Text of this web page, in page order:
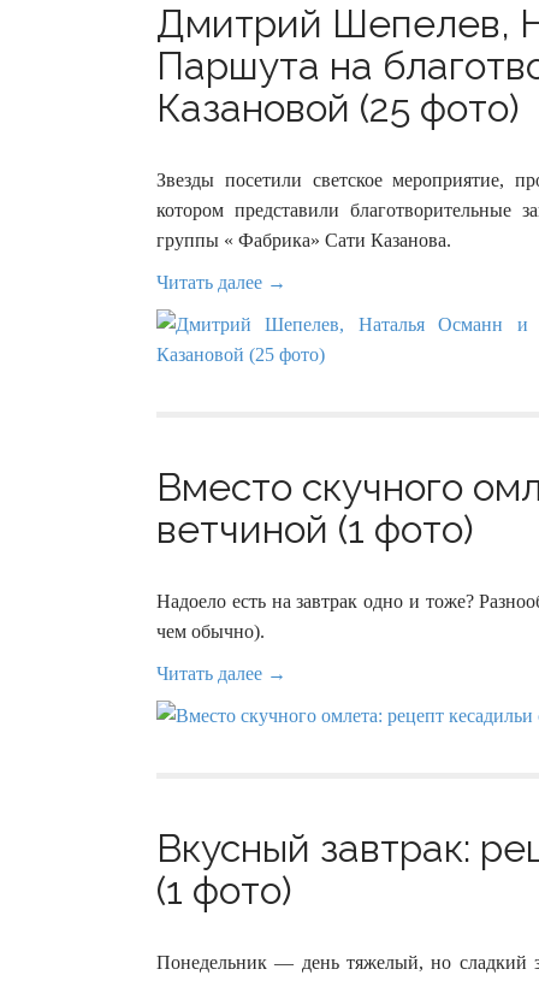
Дмитрий Шепелев,
Паршута на
Казановой (25 фото)
Звезды посетили светское мероприятие,
котором представили благотворительные
группы « Фабрика» Сати Казанова.
Читать далее →
Вместо скучного
ветчиной (1 фото)
Надоело есть на завтрак одно и тоже?
чем обычно).
Читать далее →
Вкусный завтрак:
(1 фото)
Понедельник — день тяжелый, но сладкий